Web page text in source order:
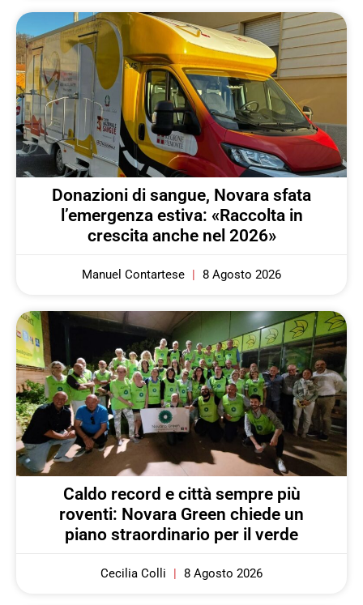
Donazioni di sangue, Novara sfata
l’emergenza estiva: «Raccolta in
crescita anche nel 2026»
Manuel Contartese 8 Agosto 2026
Caldo record e città sempre più
roventi: Novara Green chiede un
piano straordinario per il verde
Cecilia Colli 8 Agosto 2026